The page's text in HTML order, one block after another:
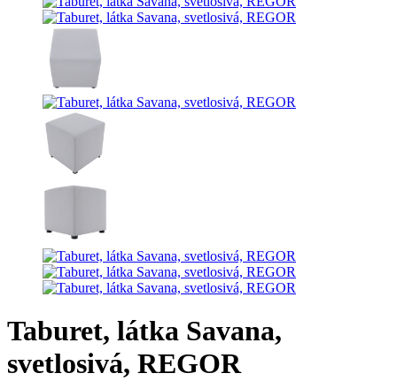
Taburet, látka Savana,
svetlosivá, REGOR